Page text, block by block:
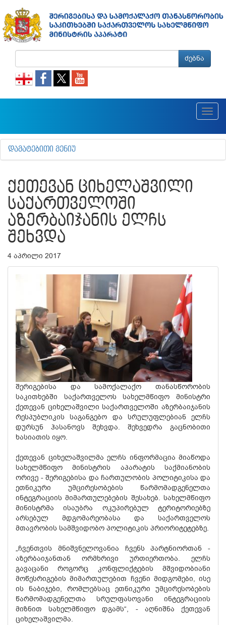
ძებნა
ᲓᲐᲛᲐᲢᲔᲑᲘᲗᲘ ᲛᲔᲜᲘᲣ
ᲥᲔᲗᲔᲕᲐᲜ ᲪᲘᲮᲔᲚᲐᲨᲕᲘᲚᲘ
ᲡᲐᲥᲐᲠᲗᲕᲔᲚᲝᲨᲘ
ᲐᲖᲔᲠᲑᲐᲘᲯᲐᲜᲘᲡ ᲔᲚᲩᲡ
ᲨᲔᲮᲕᲓᲐ
4 აპრილი 2017
შერიგებისა და სამოქალაქო თანასწორობის
საკითხებში საქართველოს სახელმწიფო მინისტრი
ქეთევან ციხელაშვილი საქართველოში აზერბაიჯანის
რესპუბლიკის საგანგებო და სრულუფლებიან ელჩს
დურსუნ ჰასანოვს შეხვდა. შეხვედრა გაცნობითი
ხასიათის იყო.
ქეთევან ციხელაშვილმა ელჩს ინფორმაცია მიაწოდა
სახელმწიფო მინისტრის აპარატის საქმიანობის
ორივე - შერიგებისა და ჩართულობის პოლიტიკისა და
ეთნიკური უმცირესობების წარმომადგენელთა
ინტეგრაციის მიმართულებების შესახებ. სახელმწიფო
მინისტრმა ისაუბრა ოკუპირებულ ტერიტორიებზე
არსებულ მდგომარეობასა და საქართველოს
მთავრობის სამშვიდობო პოლიტიკის პრიორიტეტებზე.
„ჩვენთვის მნიშვნელოვანია ჩვენს პარტნიორთან -
აზერბაიჯანთან ორმხრივი ურთიერთობა. ელჩს
გავაცანი როგორც კონფლიქტების მშვიდობიანი
მოწესრიგების მიმართულებით ჩვენი მიდგომები, ისე
ის ნაბიჯები, რომლებსაც ეთნიკური უმცირესობების
წარმომადგენელთა სრულფასოვანი ინტეგრაციის
მიზნით სახელმწიფო დგამს“, - აღნიშნა ქეთევან
ციხელაშვილმა.